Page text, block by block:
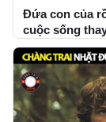
Đứa con của
cuộc sống